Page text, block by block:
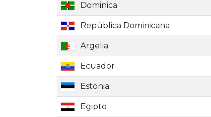
Dominica
República Dominicana
Argelia
Ecuador
Estonia
Egipto